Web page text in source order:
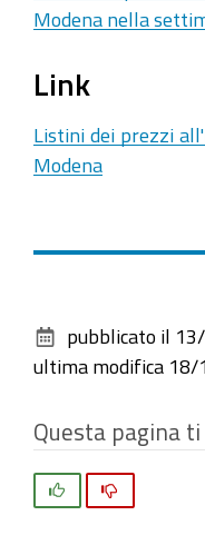
Modena nella
Link
Listini dei prezzi
Modena
documento
pubblicato il
ultima modifica 18/
Questa pagina